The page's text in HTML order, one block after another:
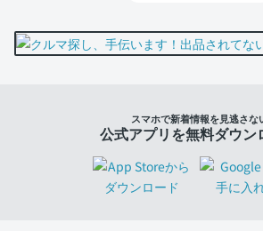
スマホで新着情報を見逃さな
公式アプリを無料ダウン